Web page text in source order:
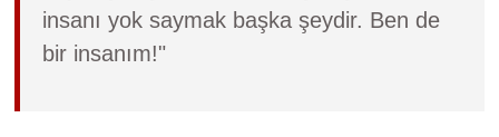
insanı yok saymak başka şeydir. Ben de
bir insanım!"